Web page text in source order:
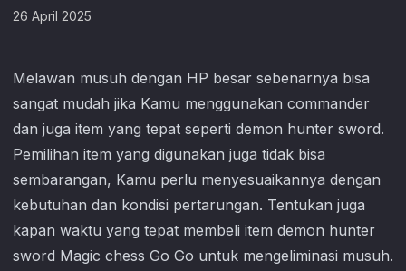
26 April 2025
Melawan musuh dengan HP besar sebenarnya bisa
sangat mudah jika Kamu menggunakan commander
dan juga item yang tepat seperti demon hunter sword.
Pemilihan item yang digunakan juga tidak bisa
sembarangan, Kamu perlu menyesuaikannya dengan
kebutuhan dan kondisi pertarungan. Tentukan juga
kapan waktu yang tepat membeli item demon hunter
sword Magic chess Go Go untuk mengeliminasi musuh.